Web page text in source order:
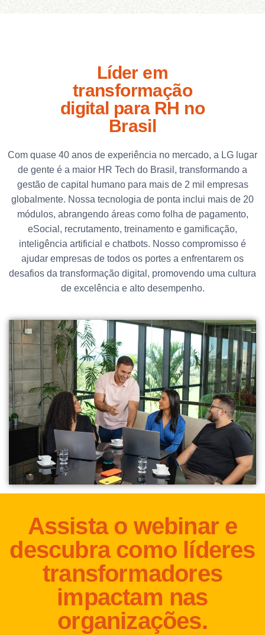
Líder em
transformação
digital para RH no
Brasil
Com quase 40 anos de experiência no mercado, a LG lugar
de gente é a maior HR Tech do Brasil, transformando a
gestão de capital humano para mais de 2 mil empresas
globalmente. Nossa tecnologia de ponta inclui mais de 20
módulos, abrangendo áreas como folha de pagamento,
eSocial, recrutamento, treinamento e gamificação,
inteligência artificial e chatbots. Nosso compromisso é
ajudar empresas de todos os portes a enfrentarem os
desafios da transformação digital, promovendo uma cultura
de excelência e alto desempenho.
Assista o webinar e
descubra como líderes
transformadores
impactam nas
organizações.